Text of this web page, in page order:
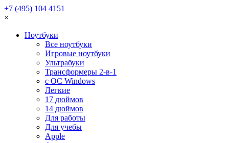
+7 (495) 104 4151
×
Ноутбуки
Все ноутбуки
Игровые ноутбуки
Ультрабуки
Трансформеры 2-в-1
с ОС Windows
Легкие
17 дюймов
14 дюймов
Для работы
Для учебы
Apple